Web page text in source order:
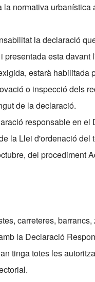
normativa urbanística
la declaració
esta davant
estarà habilitada
o inspecció dels
de la declaració.
responsable en el
la Llei d'ordenació del
del procediment
carreteres, barrancs,
la Declaració
tinga totes les